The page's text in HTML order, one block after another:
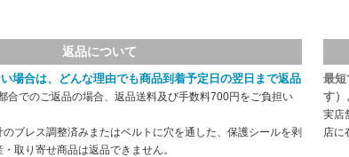
返品について
場合は、どんな理由でも商品到着予定日の翌日まで返品
都合でのご返品の場合、返品送料及び手数料700円をご負担い
ブレス調整済みまたはベルトに穴を通した、保護シールを剥
取り寄せ商品は返品できません。
最短
す）
実店
店に